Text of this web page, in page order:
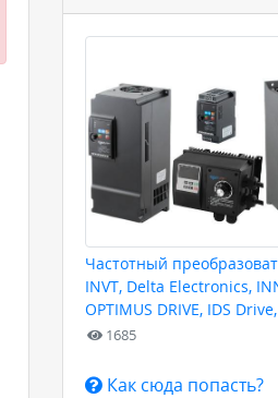
Частотный
INVT, Delta Electronics,
OPTIMUS DRIVE, IDS
HYUNDAI для любых задач
1685
Как сюда попасть?